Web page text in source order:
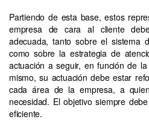
Partiendo de esta base, estos
empresa de cara al cliente
adecuada, tanto sobre el sistema
como sobre la estrategia de
actuación a seguir, en función de
mismo, su actuación debe estar
cada área de la empresa, a
necesidad. El objetivo siempre
eficiente.